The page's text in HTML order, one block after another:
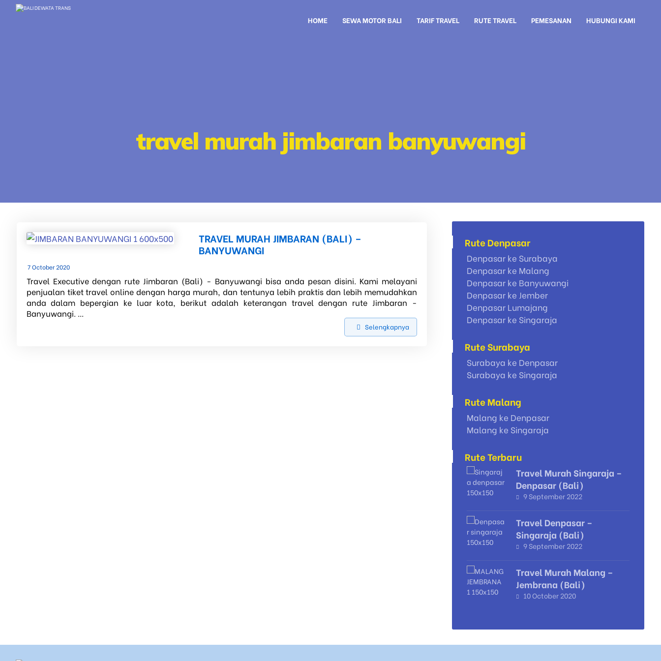
HOME SEWA MOTOR BALI TARIF TRAVEL RUTE TRAVEL PEMESANAN HUBUNGI KAMI
travel murah jimbaran banyuwangi
TRAVEL MURAH JIMBARAN (BALI) –
BANYUWANGI
7 October 2020
Travel Executive dengan rute Jimbaran (Bali) - Banyuwangi bisa anda pesan disini. Kami melayani
penjualan tiket travel online dengan harga murah, dan tentunya lebih praktis dan lebih memudahkan
anda dalam bepergian ke luar kota, berikut adalah keterangan travel dengan rute Jimbaran -
Banyuwangi. ...
Selengkapnya
Rute Denpasar
Denpasar ke Surabaya
Denpasar ke Malang
Denpasar ke Banyuwangi
Denpasar ke Jember
Denpasar Lumajang
Denpasar ke Singaraja
Rute Surabaya
Surabaya ke Denpasar
Surabaya ke Singaraja
Rute Malang
Malang ke Denpasar
Malang ke Singaraja
Rute Terbaru
Travel Murah Singaraja –
Denpasar (Bali)
9 September 2022
Travel Denpasar –
Singaraja (Bali)
9 September 2022
Travel Murah Malang –
Jembrana (Bali)
10 October 2020